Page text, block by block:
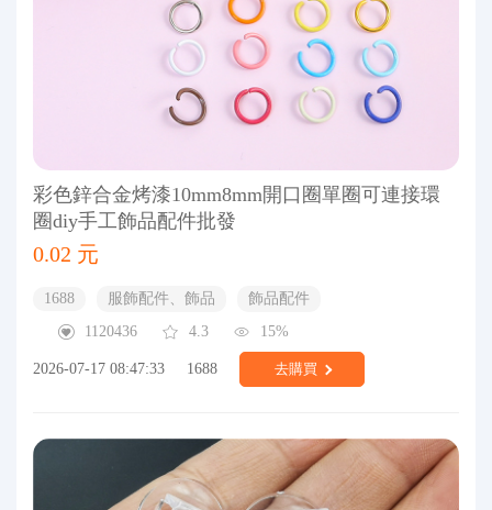
彩色鋅合金烤漆10mm8mm開口圈單圈可連接環
圈diy手工飾品配件批發
0.02 元
1688 服飾配件、飾品
飾品配件
1120436
4.3 15%
2026-07-17 08:47:33 1688 去購買